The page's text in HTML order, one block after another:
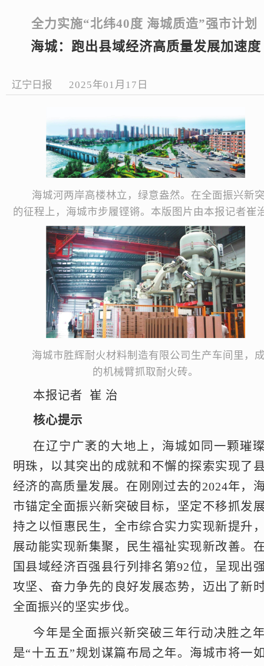
全力实施“北纬40度 海城质造”强市计划
海城：跑出县域经济高质量发展加速度
辽宁日报 2025年01月17日
海城河两岸高楼林立，绿意盎然。在全面振兴新
的征程上，海城市步履铿锵。本版图片由本报记者崔
海城市胜辉耐火材料制造有限公司生产车间里，
的机械臂抓取耐火砖。
本报记者 崔 治
核心提示
在辽宁广袤的大地上，海城如同一颗璀
明珠，以其突出的成就和不懈的探索实现了
经济的高质量发展。在刚刚过去的2024年，
市锚定全面振兴新突破目标，坚定不移抓发
持之以恒惠民生，全市综合实力实现新提升
展动能实现新集聚，民生福祉实现新改善。
国县域经济百强县行列排名第92位，呈现出
攻坚、奋力争先的良好发展态势，迈出了新
全面振兴的坚实步伐。
今年是全面振兴新突破三年行动决胜之
是“十五五”规划谋篇布局之年。海城市将一